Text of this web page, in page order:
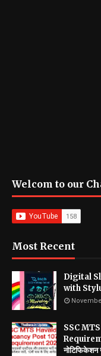
Welcom to our
Most Recent
Digital
with
SSC
नोटिफिकेशन